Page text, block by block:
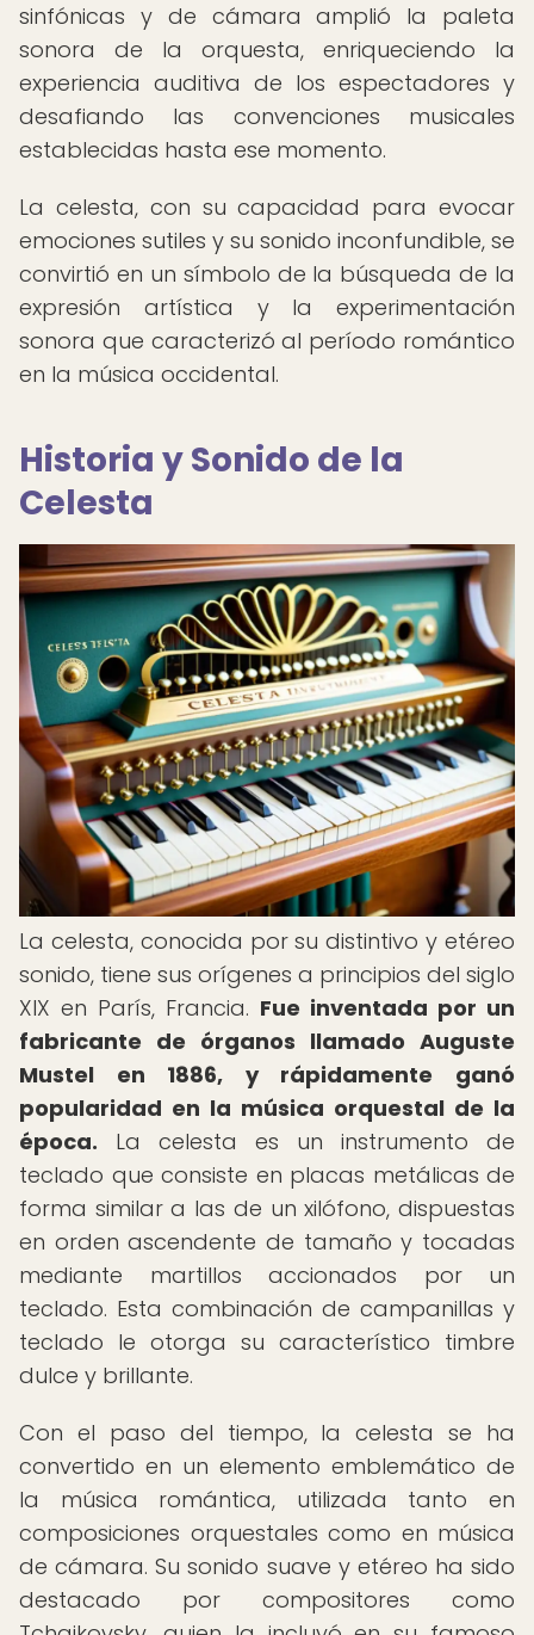
sinfónicas y de cámara amplió la paleta
sonora de la orquesta, enriqueciendo la
experiencia auditiva de los espectadores y
desafiando las convenciones musicales
establecidas hasta ese momento.
La celesta, con su capacidad para evocar
emociones sutiles y su sonido inconfundible, se
convirtió en un símbolo de la búsqueda de la
expresión artística y la experimentación
sonora que caracterizó al período romántico
en la música occidental.
Historia y Sonido de la
Celesta
La celesta, conocida por su distintivo y etéreo
sonido, tiene sus orígenes a principios del siglo
XIX en París, Francia. Fue inventada por un
fabricante de órganos llamado Auguste
Mustel en 1886, y rápidamente ganó
popularidad en la música orquestal de la
época. La celesta es un instrumento de
teclado que consiste en placas metálicas de
forma similar a las de un xilófono, dispuestas
en orden ascendente de tamaño y tocadas
mediante martillos accionados por un
teclado. Esta combinación de campanillas y
teclado le otorga su característico timbre
dulce y brillante.
Con el paso del tiempo, la celesta se ha
convertido en un elemento emblemático de
la música romántica, utilizada tanto en
composiciones orquestales como en música
de cámara. Su sonido suave y etéreo ha sido
destacado por compositores como